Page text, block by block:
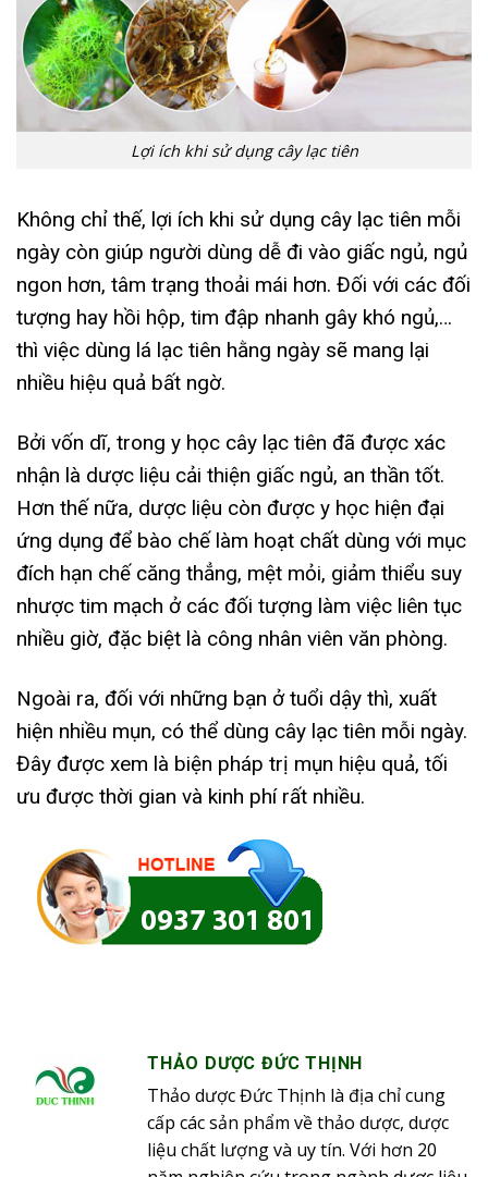
Lợi ích khi sử dụng cây lạc tiên
Không chỉ thế, lợi ích khi sử dụng cây lạc tiên mỗi
ngày còn giúp người dùng dễ đi vào giấc ngủ, ngủ
ngon hơn, tâm trạng thoải mái hơn. Đối với các đối
tượng hay hồi hộp, tim đập nhanh gây khó ngủ,…
thì việc dùng lá lạc tiên hằng ngày sẽ mang lại
nhiều hiệu quả bất ngờ.
Bởi vốn dĩ, trong y học cây lạc tiên đã được xác
nhận là dược liệu cải thiện giấc ngủ, an thần tốt.
Hơn thế nữa, dược liệu còn được y học hiện đại
ứng dụng để bào chế làm hoạt chất dùng với mục
đích hạn chế căng thẳng, mệt mỏi, giảm thiểu suy
nhược tim mạch ở các đối tượng làm việc liên tục
nhiều giờ, đặc biệt là công nhân viên văn phòng.
Ngoài ra, đối với những bạn ở tuổi dậy thì, xuất
hiện nhiều mụn, có thể dùng cây lạc tiên mỗi ngày.
Đây được xem là biện pháp trị mụn hiệu quả, tối
ưu được thời gian và kinh phí rất nhiều.
THẢO DƯỢC ĐỨC THỊNH
Thảo dược Đức Thịnh là địa chỉ cung
cấp các sản phẩm về thảo dược, dược
liệu chất lượng và uy tín. Với hơn 20